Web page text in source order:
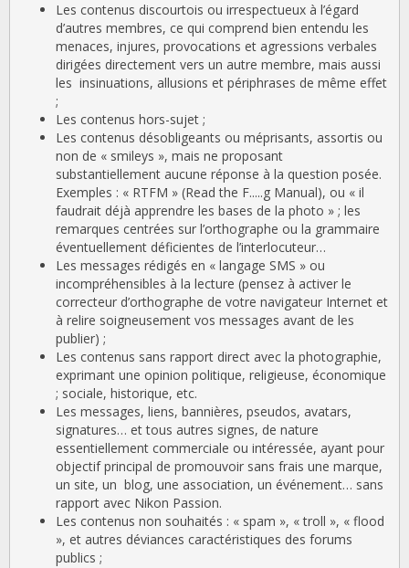
Les contenus discourtois ou irrespectueux à l’égard
d’autres membres, ce qui comprend bien entendu les
menaces, injures, provocations et agressions verbales
dirigées directement vers un autre membre, mais aussi
les insinuations, allusions et périphrases de même effet
;
Les contenus hors-sujet ;
Les contenus désobligeants ou méprisants, assortis ou
non de « smileys », mais ne proposant
substantiellement aucune réponse à la question posée.
Exemples : « RTFM » (Read the F.....g Manual), ou « il
faudrait déjà apprendre les bases de la photo » ; les
remarques centrées sur l’orthographe ou la grammaire
éventuellement déficientes de l’interlocuteur…
Les messages rédigés en « langage SMS » ou
incompréhensibles à la lecture (pensez à activer le
correcteur d’orthographe de votre navigateur Internet et
à relire soigneusement vos messages avant de les
publier) ;
Les contenus sans rapport direct avec la photographie,
exprimant une opinion politique, religieuse, économique
; sociale, historique, etc.
Les messages, liens, bannières, pseudos, avatars,
signatures… et tous autres signes, de nature
essentiellement commerciale ou intéressée, ayant pour
objectif principal de promouvoir sans frais une marque,
un site, un blog, une association, un événement… sans
rapport avec Nikon Passion.
Les contenus non souhaités : « spam », « troll », « flood
», et autres déviances caractéristiques des forums
publics ;